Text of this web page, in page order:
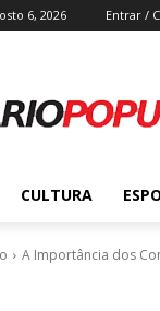
6, 2026 Entrar /
CULTURA
A Importância dos